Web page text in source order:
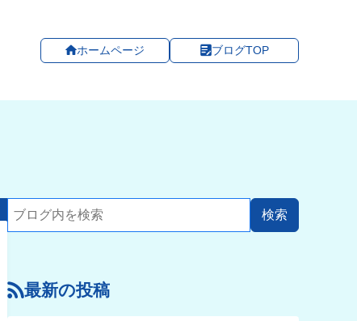
ホームページ ブログTOP
最新の投稿